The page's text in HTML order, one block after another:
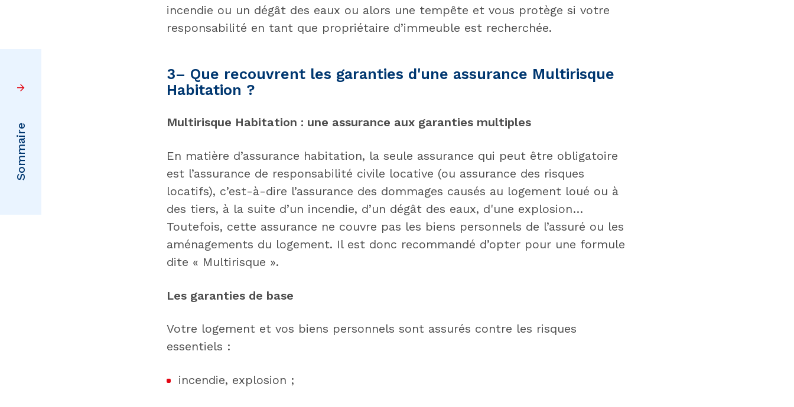
Sommaire
incendie ou un dégât des eaux ou alors une tempête et vous protège si votre
responsabilité en tant que propriétaire d’immeuble est recherchée.
3– Que recouvrent les garanties d'une assurance Multirisque
Habitation ?
Multirisque Habitation : une assurance aux garanties multiples
En matière d’assurance habitation, la seule assurance qui peut être obligatoire
est l’assurance de responsabilité civile locative (ou assurance des risques
locatifs), c’est-à-dire l’assurance des dommages causés au logement loué ou à
des tiers, à la suite d’un incendie, d’un dégât des eaux, d'une explosion…
Toutefois, cette assurance ne couvre pas les biens personnels de l’assuré ou les
aménagements du logement. Il est donc recommandé d’opter pour une formule
dite « Multirisque ».
Les garanties de base
Votre logement et vos biens personnels sont assurés contre les risques
essentiels :
incendie, explosion ;